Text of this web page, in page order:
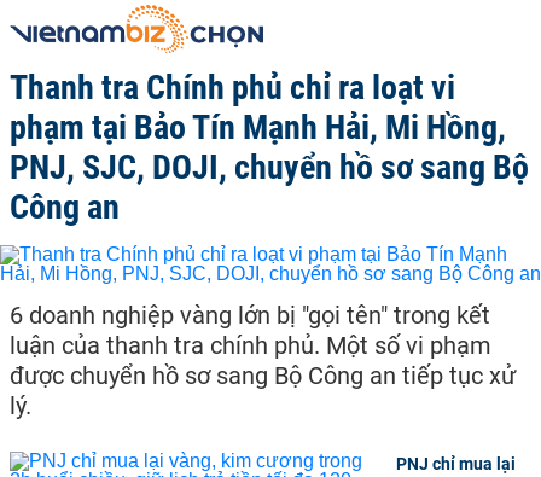
Thanh tra Chính phủ chỉ ra loạt vi
phạm tại Bảo Tín Mạnh Hải, Mi Hồng,
PNJ, SJC, DOJI, chuyển hồ sơ sang Bộ
Công an
6 doanh nghiệp vàng lớn bị "gọi tên" trong kết
luận của thanh tra chính phủ. Một số vi phạm
được chuyển hồ sơ sang Bộ Công an tiếp tục xử
lý.
PNJ chỉ mua lại